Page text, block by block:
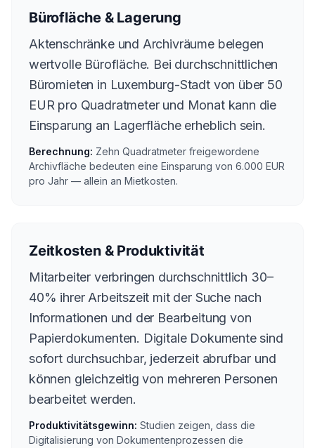
Bürofläche & Lagerung
Aktenschränke und Archivräume belegen
wertvolle Bürofläche. Bei durchschnittlichen
Büromieten in Luxemburg-Stadt von über 50
EUR pro Quadratmeter und Monat kann die
Einsparung an Lagerfläche erheblich sein.
Berechnung: Zehn Quadratmeter freigewordene
Archivfläche bedeuten eine Einsparung von 6.000 EUR
pro Jahr — allein an Mietkosten.
Zeitkosten & Produktivität
Mitarbeiter verbringen durchschnittlich 30–
40% ihrer Arbeitszeit mit der Suche nach
Informationen und der Bearbeitung von
Papierdokumenten. Digitale Dokumente sind
sofort durchsuchbar, jederzeit abrufbar und
können gleichzeitig von mehreren Personen
bearbeitet werden.
Produktivitätsgewinn: Studien zeigen, dass die
Digitalisierung von Dokumentenprozessen die